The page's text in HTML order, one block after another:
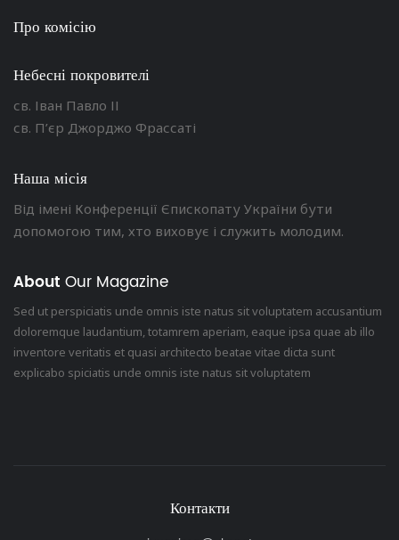
Про комісію
Небесні покровителі
св. Іван Павло ІІ
св. П’єр Джорджо Фрассаті
Наша місія
Від імені Конференції Єпископату України бути
допомогою тим, хто виховує і служить молодим.
About Our Magazine
Sed ut perspiciatis unde omnis iste natus sit voluptatem accusantium
doloremque laudantium, totamrem aperiam, eaque ipsa quae ab illo
inventore veritatis et quasi architecto beatae vitae dicta sunt
explicabo spiciatis unde omnis iste natus sit voluptatem
Контакти